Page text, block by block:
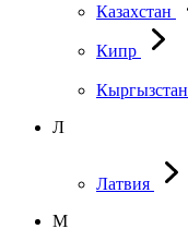
Казахстан
Кипр
Кыргызстан
Л
Латвия
М